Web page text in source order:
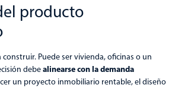
producto
construir. Puede ser vivienda, oficinas o un
debealinearse con la demanda
un proyecto inmobiliario rentable, el diseño